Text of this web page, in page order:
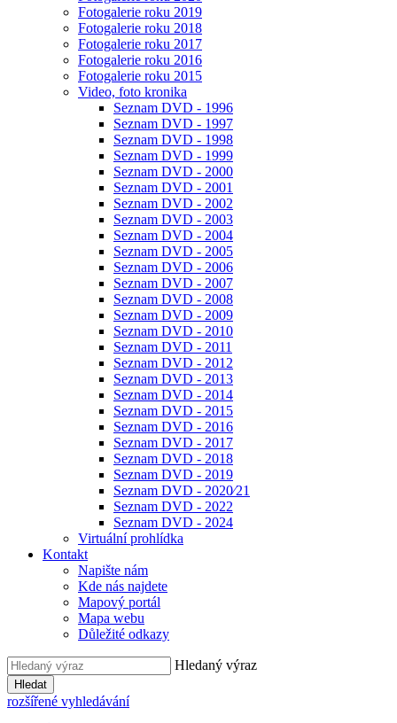
Fotogalerie roku 2019
Fotogalerie roku 2018
Fotogalerie roku 2017
Fotogalerie roku 2016
Fotogalerie roku 2015
Video, foto kronika
Seznam DVD - 1996
Seznam DVD - 1997
Seznam DVD - 1998
Seznam DVD - 1999
Seznam DVD - 2000
Seznam DVD - 2001
Seznam DVD - 2002
Seznam DVD - 2003
Seznam DVD - 2004
Seznam DVD - 2005
Seznam DVD - 2006
Seznam DVD - 2007
Seznam DVD - 2008
Seznam DVD - 2009
Seznam DVD - 2010
Seznam DVD - 2011
Seznam DVD - 2012
Seznam DVD - 2013
Seznam DVD - 2014
Seznam DVD - 2015
Seznam DVD - 2016
Seznam DVD - 2017
Seznam DVD - 2018
Seznam DVD - 2019
Seznam DVD - 2020⁄21
Seznam DVD - 2022
Seznam DVD - 2024
Virtuální prohlídka
Kontakt
Napište nám
Kde nás najdete
Mapový portál
Mapa webu
Důležité odkazy
Hledaný výraz
Hledat
rozšířené vyhledávání